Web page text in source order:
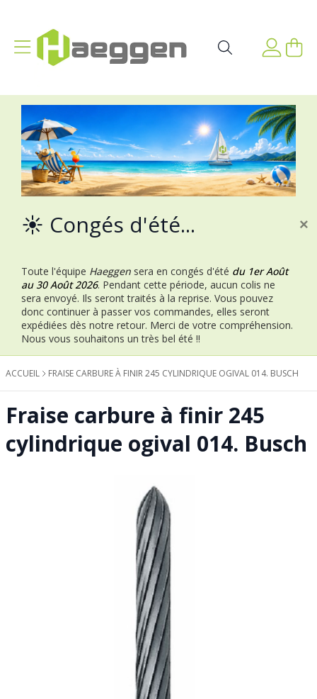
Affichage navigation Mon
☀️ Congés d'été...
Toute l'équipe Haeggen sera en congés d'été du 1er Août
au 30 Août 2026. Pendant cette période, aucun colis ne
sera envoyé. Ils seront traités à la reprise. Vous pouvez
donc continuer à passer vos commandes, elles seront
expédiées dès notre retour. Merci de votre compréhension.
Nous vous souhaitons un très bel été !!
×
ACCUEIL FRAISE CARBURE À FINIR 245 CYLINDRIQUE OGIVAL 014. BUSCH
Fraise carbure à finir 245
cylindrique ogival 014. Busch